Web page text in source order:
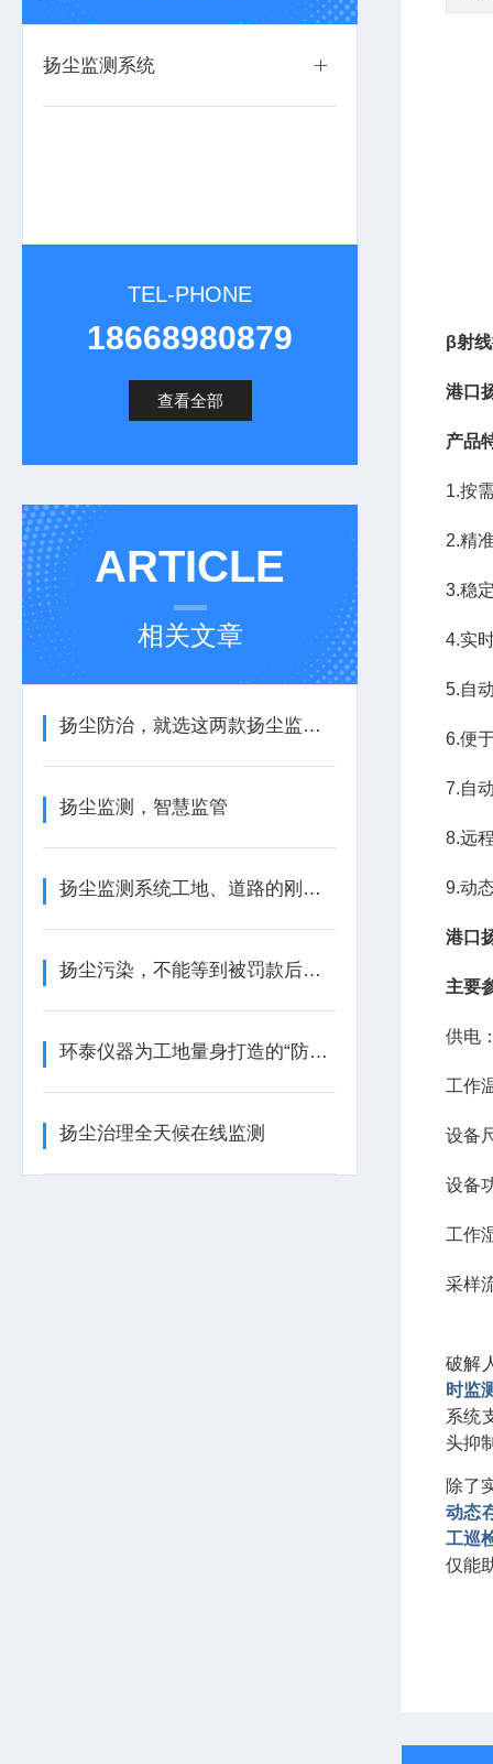
扬尘监测系统
TEL-PHONE
18668980879
查看全部
ARTICLE
相关文章
扬尘防治，就选这两款扬尘监测装置
扬尘监测，智慧监管
扬尘监测系统工地、道路的刚需设备
扬尘污染，不能等到被罚款后才后悔
环泰仪器为工地量身打造的“防尘金盾”
扬尘治理全天候在线监测
β射
港口
产品
1.按
2.精
3.稳
4.实
5.自
6.便
7.自
8.远
9.动
港口
主要
供电
工作
设备
设备
工作
采样
破解
时监
系统
头抑
除了
动态
工巡
仅能